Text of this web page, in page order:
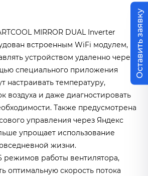
MIRROR DUAL Inverter
встроенным WiFi модулем,
устройством удаленно через
специального приложения
настраивать температуру,
воздуха и даже диагностировать
Также предусмотрена
управления через Яндекс
упрощает использование
жизни.
режимов работы вентилятора,
оптимальную скорость потока
Оставить заявку